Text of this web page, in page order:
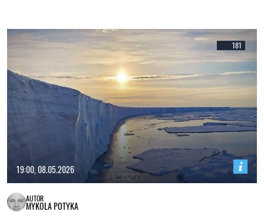
181
19:00, 08.05.2026
AUTOR
MYKOLA POTYKA